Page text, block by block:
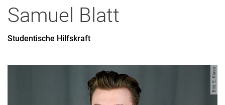
Samuel Blatt
Studentische Hilfskraft
Bild: E. Klass